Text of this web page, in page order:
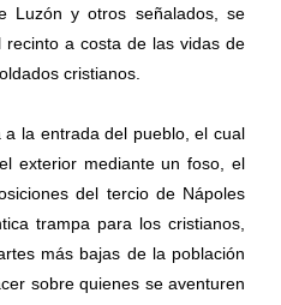
Luzón y otros señalados, se
recinto a costa de las vidas de
cristianos.
la entrada del pueblo, el cual
exterior mediante un foso, el
del tercio de Nápoles
trampa para los cristianos,
más bajas de la población
sobre quienes se aventuren